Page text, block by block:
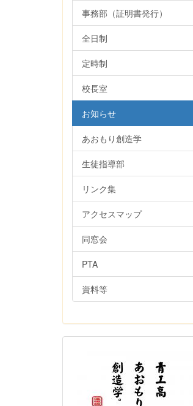
事務部（証明書発行）
全日制
定時制
校長室
お知らせ
あおもり創造学
生徒指導部
リンク集
アクセスマップ
同窓会
PTA
資料等